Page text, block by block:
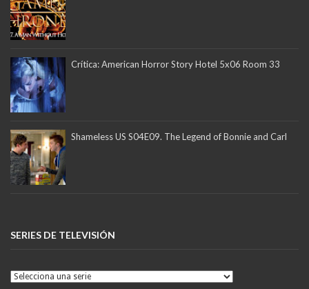
Crítica: American Horror Story Hotel 5x06 Room 33
Shameless US S04E09. The Legend of Bonnie and Carl
SERIES DE TELEVISIÓN